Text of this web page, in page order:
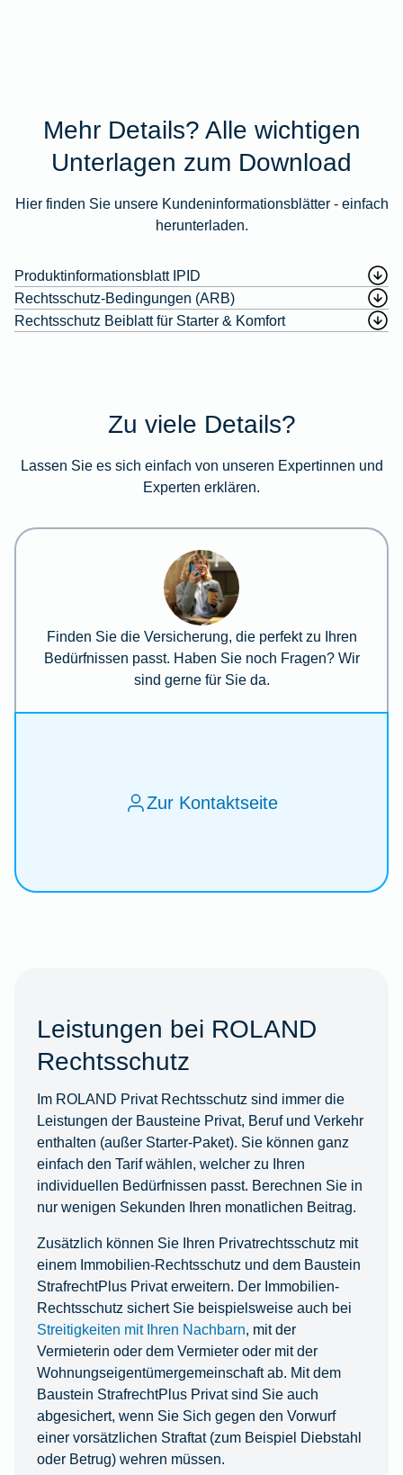
Mehr Details? Alle wichtigen
Unterlagen zum Download
Hier finden Sie unsere Kundeninformationsblätter - einfach
herunterladen.
Produktinformationsblatt IPID
Rechtsschutz-Bedingungen (ARB)
Rechtsschutz Beiblatt für Starter & Komfort
Zu viele Details?
Lassen Sie es sich einfach von unseren Expertinnen und
Experten erklären.
Finden Sie die Versicherung, die perfekt zu Ihren
Bedürfnissen passt. Haben Sie noch Fragen? Wir
sind gerne für Sie da.
Zur Kontaktseite
Leistungen bei ROLAND
Rechtsschutz
Im ROLAND Privat Rechtsschutz sind immer die
Leistungen der Bausteine Privat, Beruf und Verkehr
enthalten (außer Starter-Paket). Sie können ganz
einfach den Tarif wählen, welcher zu Ihren
individuellen Bedürfnissen passt. Berechnen Sie in
nur wenigen Sekunden Ihren monatlichen Beitrag.
Zusätzlich können Sie Ihren Privatrechtsschutz mit
einem Immobilien-Rechtsschutz und dem Baustein
StrafrechtPlus Privat erweitern. Der Immobilien-
Rechtsschutz sichert Sie beispielsweise auch bei
Streitigkeiten mit Ihren Nachbarn, mit der
Vermieterin oder dem Vermieter oder mit der
Wohnungseigentümergemeinschaft ab. Mit dem
Baustein StrafrechtPlus Privat sind Sie auch
abgesichert, wenn Sie Sich gegen den Vorwurf
einer vorsätzlichen Straftat (zum Beispiel Diebstahl
oder Betrug) wehren müssen.